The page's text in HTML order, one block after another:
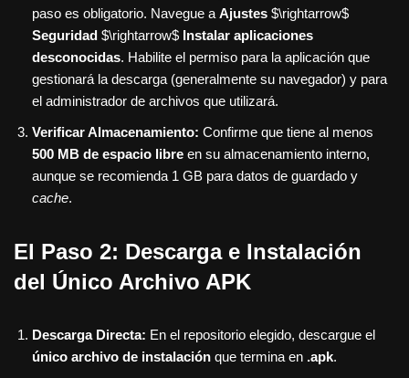
paso es obligatorio. Navegue a Ajustes $\rightarrow$
Seguridad $\rightarrow$ Instalar aplicaciones
desconocidas. Habilite el permiso para la aplicación que
gestionará la descarga (generalmente su navegador) y para
el administrador de archivos que utilizará.
Verificar Almacenamiento: Confirme que tiene al menos
500 MB de espacio libre en su almacenamiento interno,
aunque se recomienda 1 GB para datos de guardado y
cache.
El Paso 2: Descarga e Instalación
del Único Archivo APK
Descarga Directa: En el repositorio elegido, descargue el
único archivo de instalación que termina en .apk.